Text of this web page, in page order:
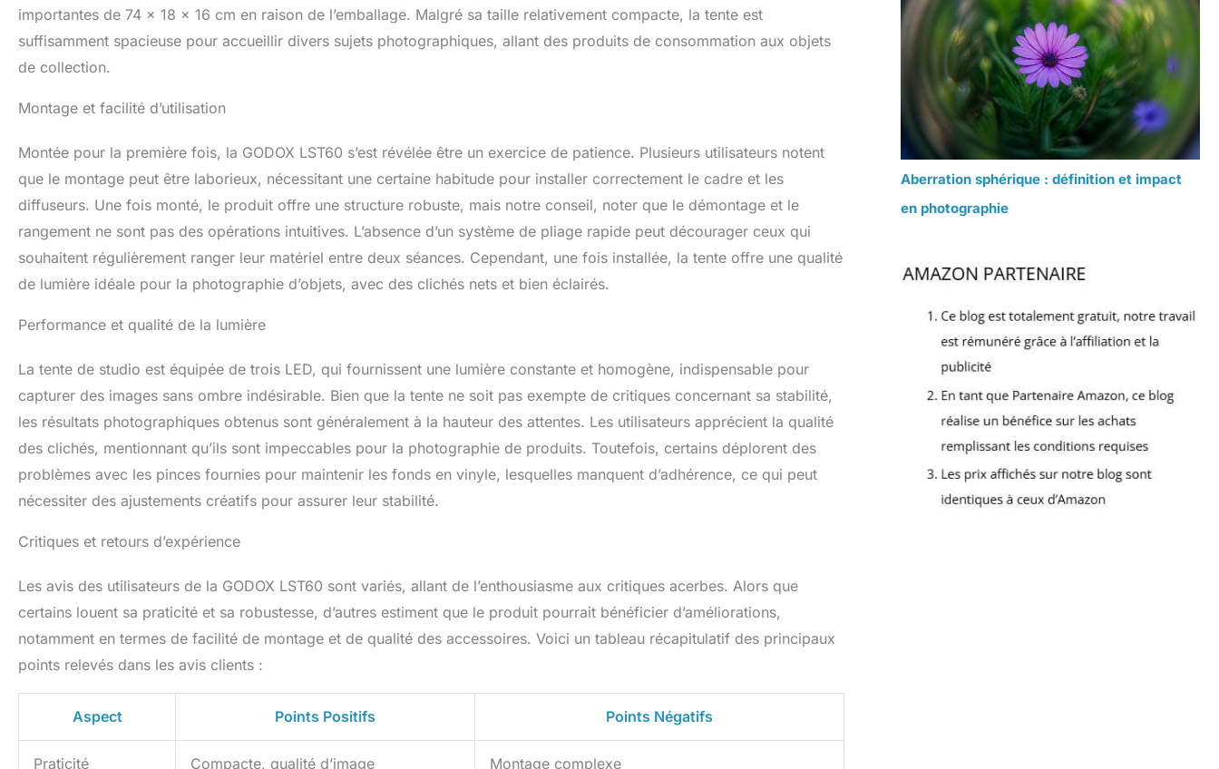
importantes de 74 x 18 x 16 cm en raison de l’emballage. Malgré sa taille relativement compacte, la tente est
suffisamment spacieuse pour accueillir divers sujets photographiques, allant des produits de consommation aux objets
de collection.
Montage et facilité d’utilisation
Montée pour la première fois, la GODOX LST60 s’est révélée être un exercice de patience. Plusieurs utilisateurs notent
que le montage peut être laborieux, nécessitant une certaine habitude pour installer correctement le cadre et les
diffuseurs. Une fois monté, le produit offre une structure robuste, mais notre conseil, noter que le démontage et le
rangement ne sont pas des opérations intuitives. L’absence d’un système de pliage rapide peut décourager ceux qui
souhaitent régulièrement ranger leur matériel entre deux séances. Cependant, une fois installée, la tente offre une qualité
de lumière idéale pour la photographie d’objets, avec des clichés nets et bien éclairés.
Performance et qualité de la lumière
La tente de studio est équipée de trois LED, qui fournissent une lumière constante et homogène, indispensable pour
capturer des images sans ombre indésirable. Bien que la tente ne soit pas exempte de critiques concernant sa stabilité,
les résultats photographiques obtenus sont généralement à la hauteur des attentes. Les utilisateurs apprécient la qualité
des clichés, mentionnant qu’ils sont impeccables pour la photographie de produits. Toutefois, certains déplorent des
problèmes avec les pinces fournies pour maintenir les fonds en vinyle, lesquelles manquent d’adhérence, ce qui peut
nécessiter des ajustements créatifs pour assurer leur stabilité.
Critiques et retours d’expérience
Les avis des utilisateurs de la GODOX LST60 sont variés, allant de l’enthousiasme aux critiques acerbes. Alors que
certains louent sa praticité et sa robustesse, d’autres estiment que le produit pourrait bénéficier d’améliorations,
notamment en termes de facilité de montage et de qualité des accessoires. Voici un tableau récapitulatif des principaux
points relevés dans les avis clients :
Aspect Points Positifs Points Négatifs
Praticité Compacte, qualité d’image Montage complexe
Aberration sphérique : définition et impact
en photographie